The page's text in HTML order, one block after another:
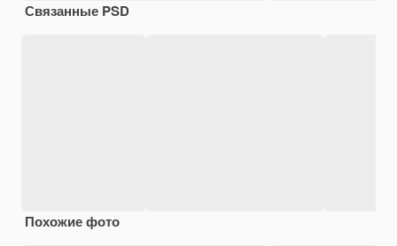
Связанные PSD
Похожие фото